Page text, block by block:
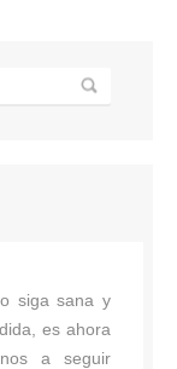
siga sana y
es ahora
a seguir